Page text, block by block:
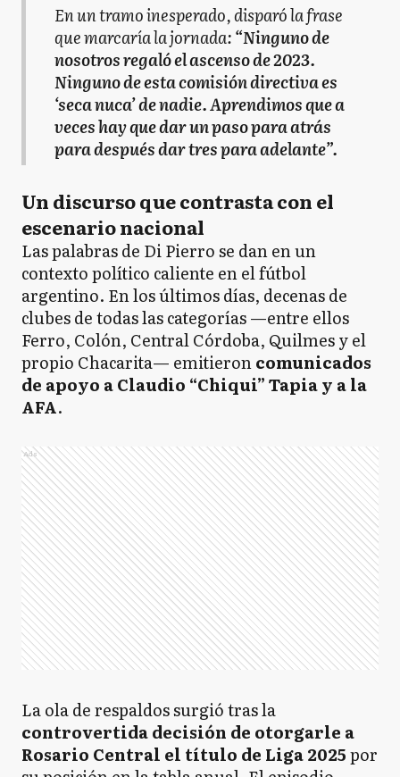
En un tramo inesperado, disparó la frase
que marcaría la jornada:“Ninguno de
nosotros regaló el ascenso de 2023.
Ninguno de esta comisión directiva es
‘seca nuca’ de nadie. Aprendimos que a
veces hay que dar un paso para atrás
para después dar tres para adelante”.
Un discurso que contrasta con el
escenario nacional
Las palabras de Di Pierro se dan en un
contexto político caliente en el fútbol
argentino. En los últimos días, decenas de
clubes de todas las categorías —entre ellos
Ferro, Colón, Central Córdoba, Quilmes y el
propio Chacarita— emitieroncomunicados
de apoyo a Claudio “Chiqui” Tapia y a la
AFA.
Ads
La ola de respaldos surgió tras la
controvertida decisión de otorgarle a
Rosario Central el título de Liga 2025por